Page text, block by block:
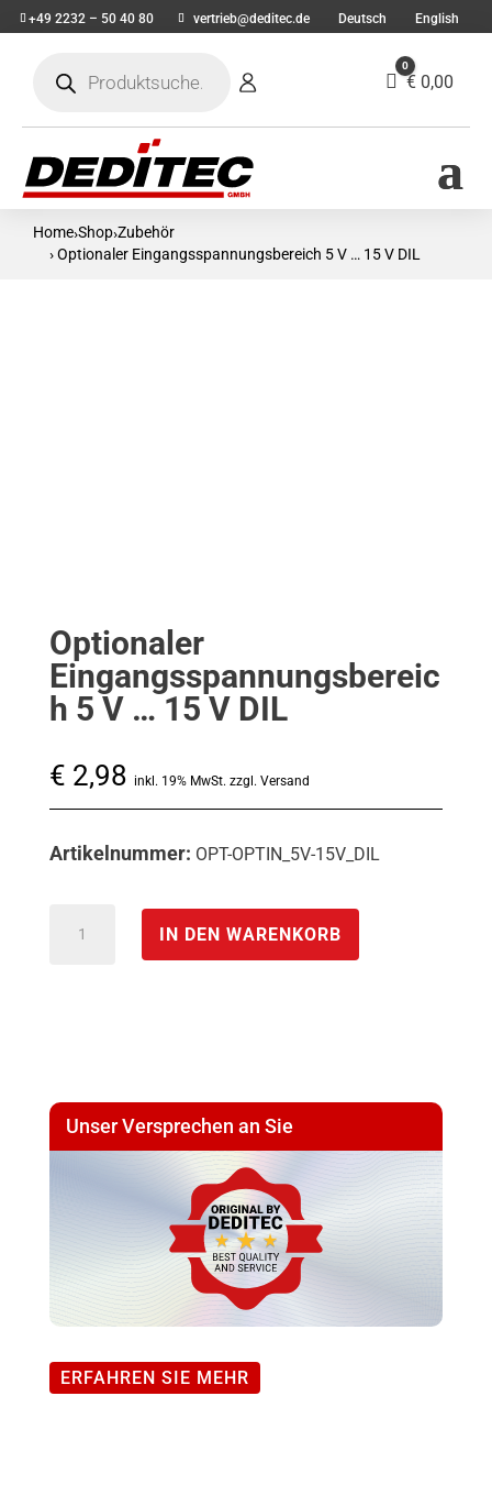
+49 2232 – 50 40 80 vertrieb@deditec.de Deutsch English
search
Warenkorb
0
€ 0,00
Home›Shop›Zubehör
› Optionaler Eingangsspannungsbereich 5 V … 15 V DIL
Optionaler
Eingangsspannungsbereic
h 5 V … 15 V DIL
€ 2,98 inkl. 19% MwSt. zzgl. Versand
Artikelnummer: OPT-OPTIN_5V-15V_DIL
Eingangsspannungsbereich
V
DIL
IN DEN WARENKORB
Unser Versprechen an Sie
ERFAHREN SIE MEHR